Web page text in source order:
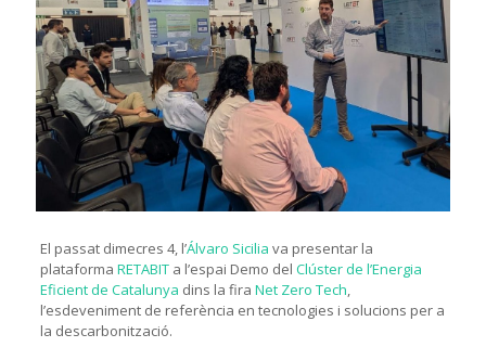
El passat dimecres 4, l’Álvaro Sicilia va presentar la
plataforma RETABITa l’espai Demo del Clúster de l’Energia
Eficient de Catalunya dins la fira Net Zero Tech
l’esdeveniment de referència en tecnologies i solucions per a
la descarbonització.